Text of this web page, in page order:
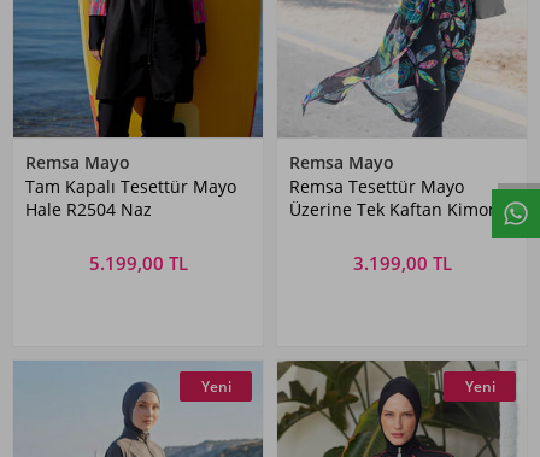
Remsa Mayo
Tam Kapalı Tesettür Mayo
Hale R2504 Naz
5.199,00 TL
Remsa Mayo
Remsa Tesettür Mayo
Üzerine Tek Kaftan Kimono
3.199,00 TL
Yeni Yeni